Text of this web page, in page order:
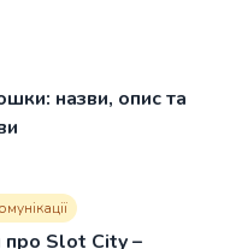
назви, опис та
про Slot City –